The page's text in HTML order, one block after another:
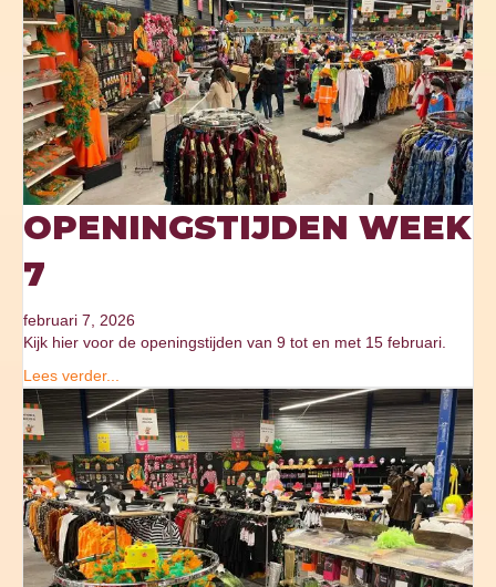
OPENINGSTIJDEN WEEK
7
februari 7, 2026
Kijk hier voor de openingstijden van 9 tot en met 15 februari.
Lees verder...